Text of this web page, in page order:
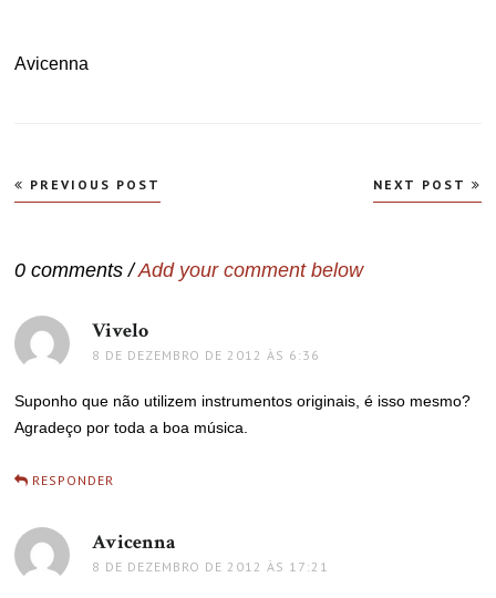
Avicenna
Navegação
de
PREVIOUS POST NEXT POST
0 comments /Add your comment below
Vivelo
8 DE DEZEMBRO DE 2012 ÀS 6:36
Suponho que não utilizem instrumentos originais, é isso mesmo?
Agradeço por toda a boa música.
RESPONDER
Avicenna
8 DE DEZEMBRO DE 2012 ÀS 17:21